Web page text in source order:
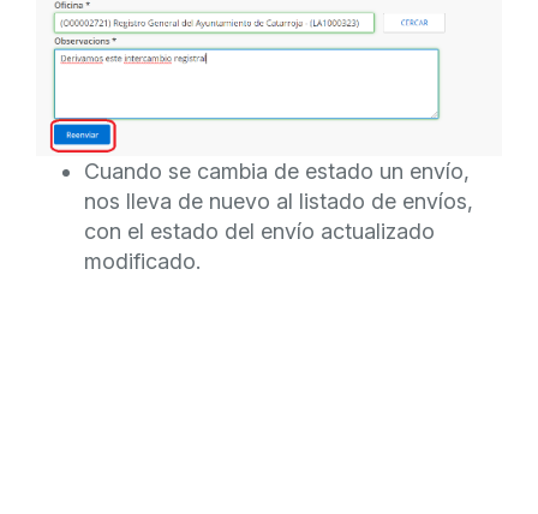
Cuando se cambia de estado un envío,
nos lleva de nuevo al listado de envíos,
con el estado del envío actualizado
modificado.